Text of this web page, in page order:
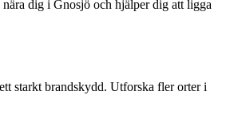
dig i Gnosjö och hjälper dig att ligga
starkt brandskydd. Utforska fler orter i